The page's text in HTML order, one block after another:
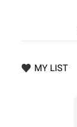
MY LIST